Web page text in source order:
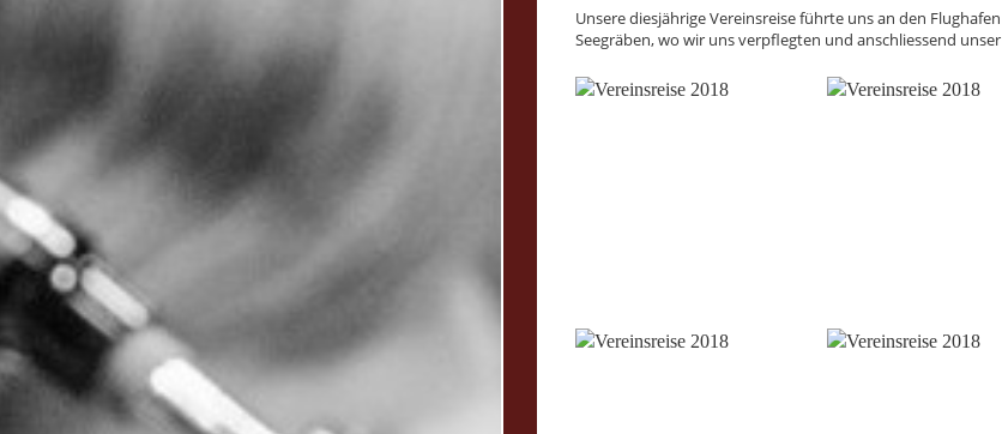
Unsere diesjährige Vereinsreise führte uns an den
Seegräben, wo wir uns verpflegten und anschliessend